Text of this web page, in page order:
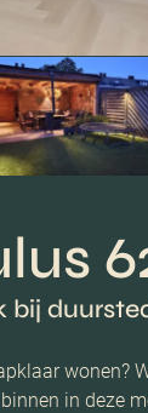
bij
wonen?
in deze